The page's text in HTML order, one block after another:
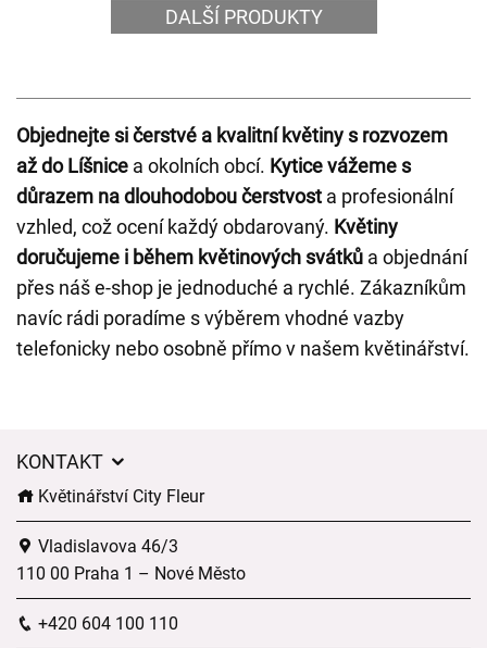
DALŠÍ PRODUKTY
Objednejte si čerstvé a kvalitní květiny s rozvozem
až do Líšnice a okolních obcí. Kytice vážeme s
důrazem na dlouhodobou čerstvost a profesionální
vzhled, což ocení každý obdarovaný. Květiny
doručujeme i během květinových svátků a objednání
přes náš e-shop je jednoduché a rychlé. Zákazníkům
navíc rádi poradíme s výběrem vhodné vazby
telefonicky nebo osobně přímo v našem květinářství.
KONTAKT
Květinářství City Fleur
Vladislavova 46/3
110 00 Praha 1 – Nové Město
+420 604 100 110